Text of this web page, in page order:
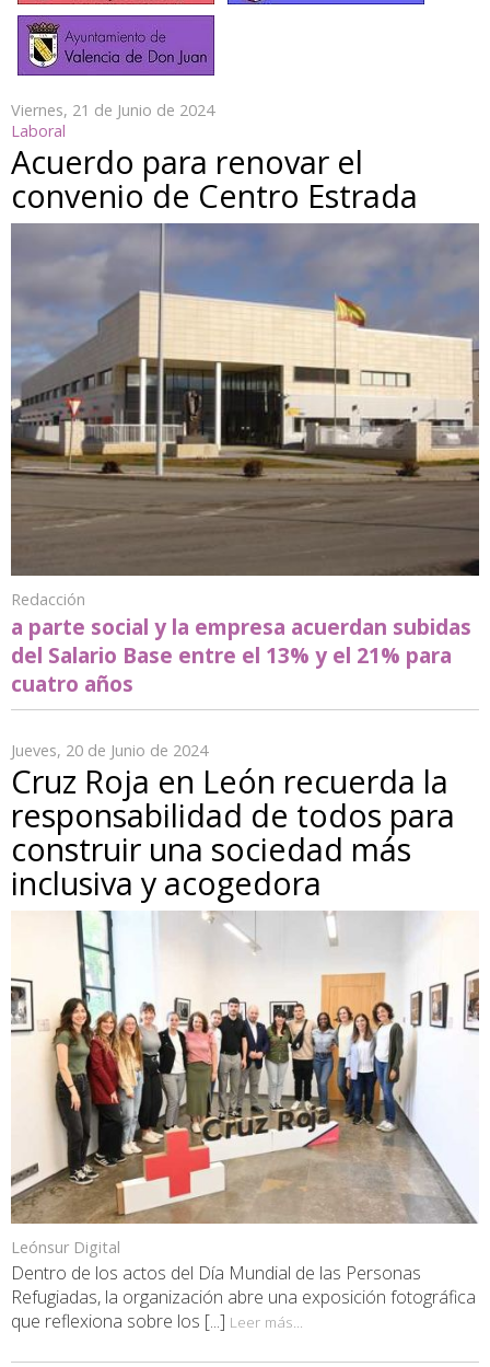
Viernes, 21 de Junio de 2024
Laboral
Acuerdo para renovar el
convenio de Centro Estrada
Redacción
a parte social y la empresa acuerdan subidas
del Salario Base entre el 13% y el 21% para
cuatro años
Jueves, 20 de Junio de 2024
Cruz Roja en León recuerda la
responsabilidad de todos para
construir una sociedad más
inclusiva y acogedora
Leónsur Digital
Dentro de los actos del Día Mundial de las Personas
Refugiadas, la organización abre una exposición fotográfica
que reflexiona sobre los [...] Leer más...